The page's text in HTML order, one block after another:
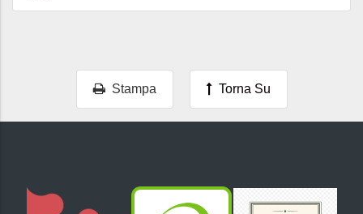
Stampa Torna Su